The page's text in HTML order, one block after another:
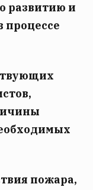
развитию и
процессе
пожара,